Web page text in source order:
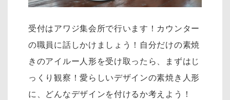
受付はアワジ集会所で行います！カウンター
の職員に話しかけましょう！自分だけの素焼
きのアイルー人形を受け取ったら、まずはじ
っくり観察！愛らしいデザインの素焼き人形
に、どんなデザインを付けるか考えよう！